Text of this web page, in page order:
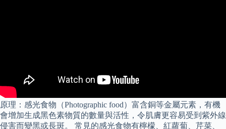
原理：感光食物（Photographic food）富含銅等金屬元素，有機
會增加生成黑色素物質的數量與活性，令肌膚更容易受到紫外線
侵害而變黑或長斑。 常見的感光食物有檸檬、紅蘿蔔、芹菜、